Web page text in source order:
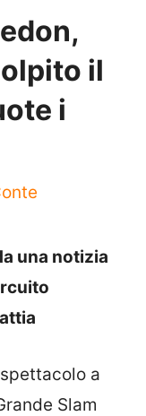
il
i
una notizia
a
Slam